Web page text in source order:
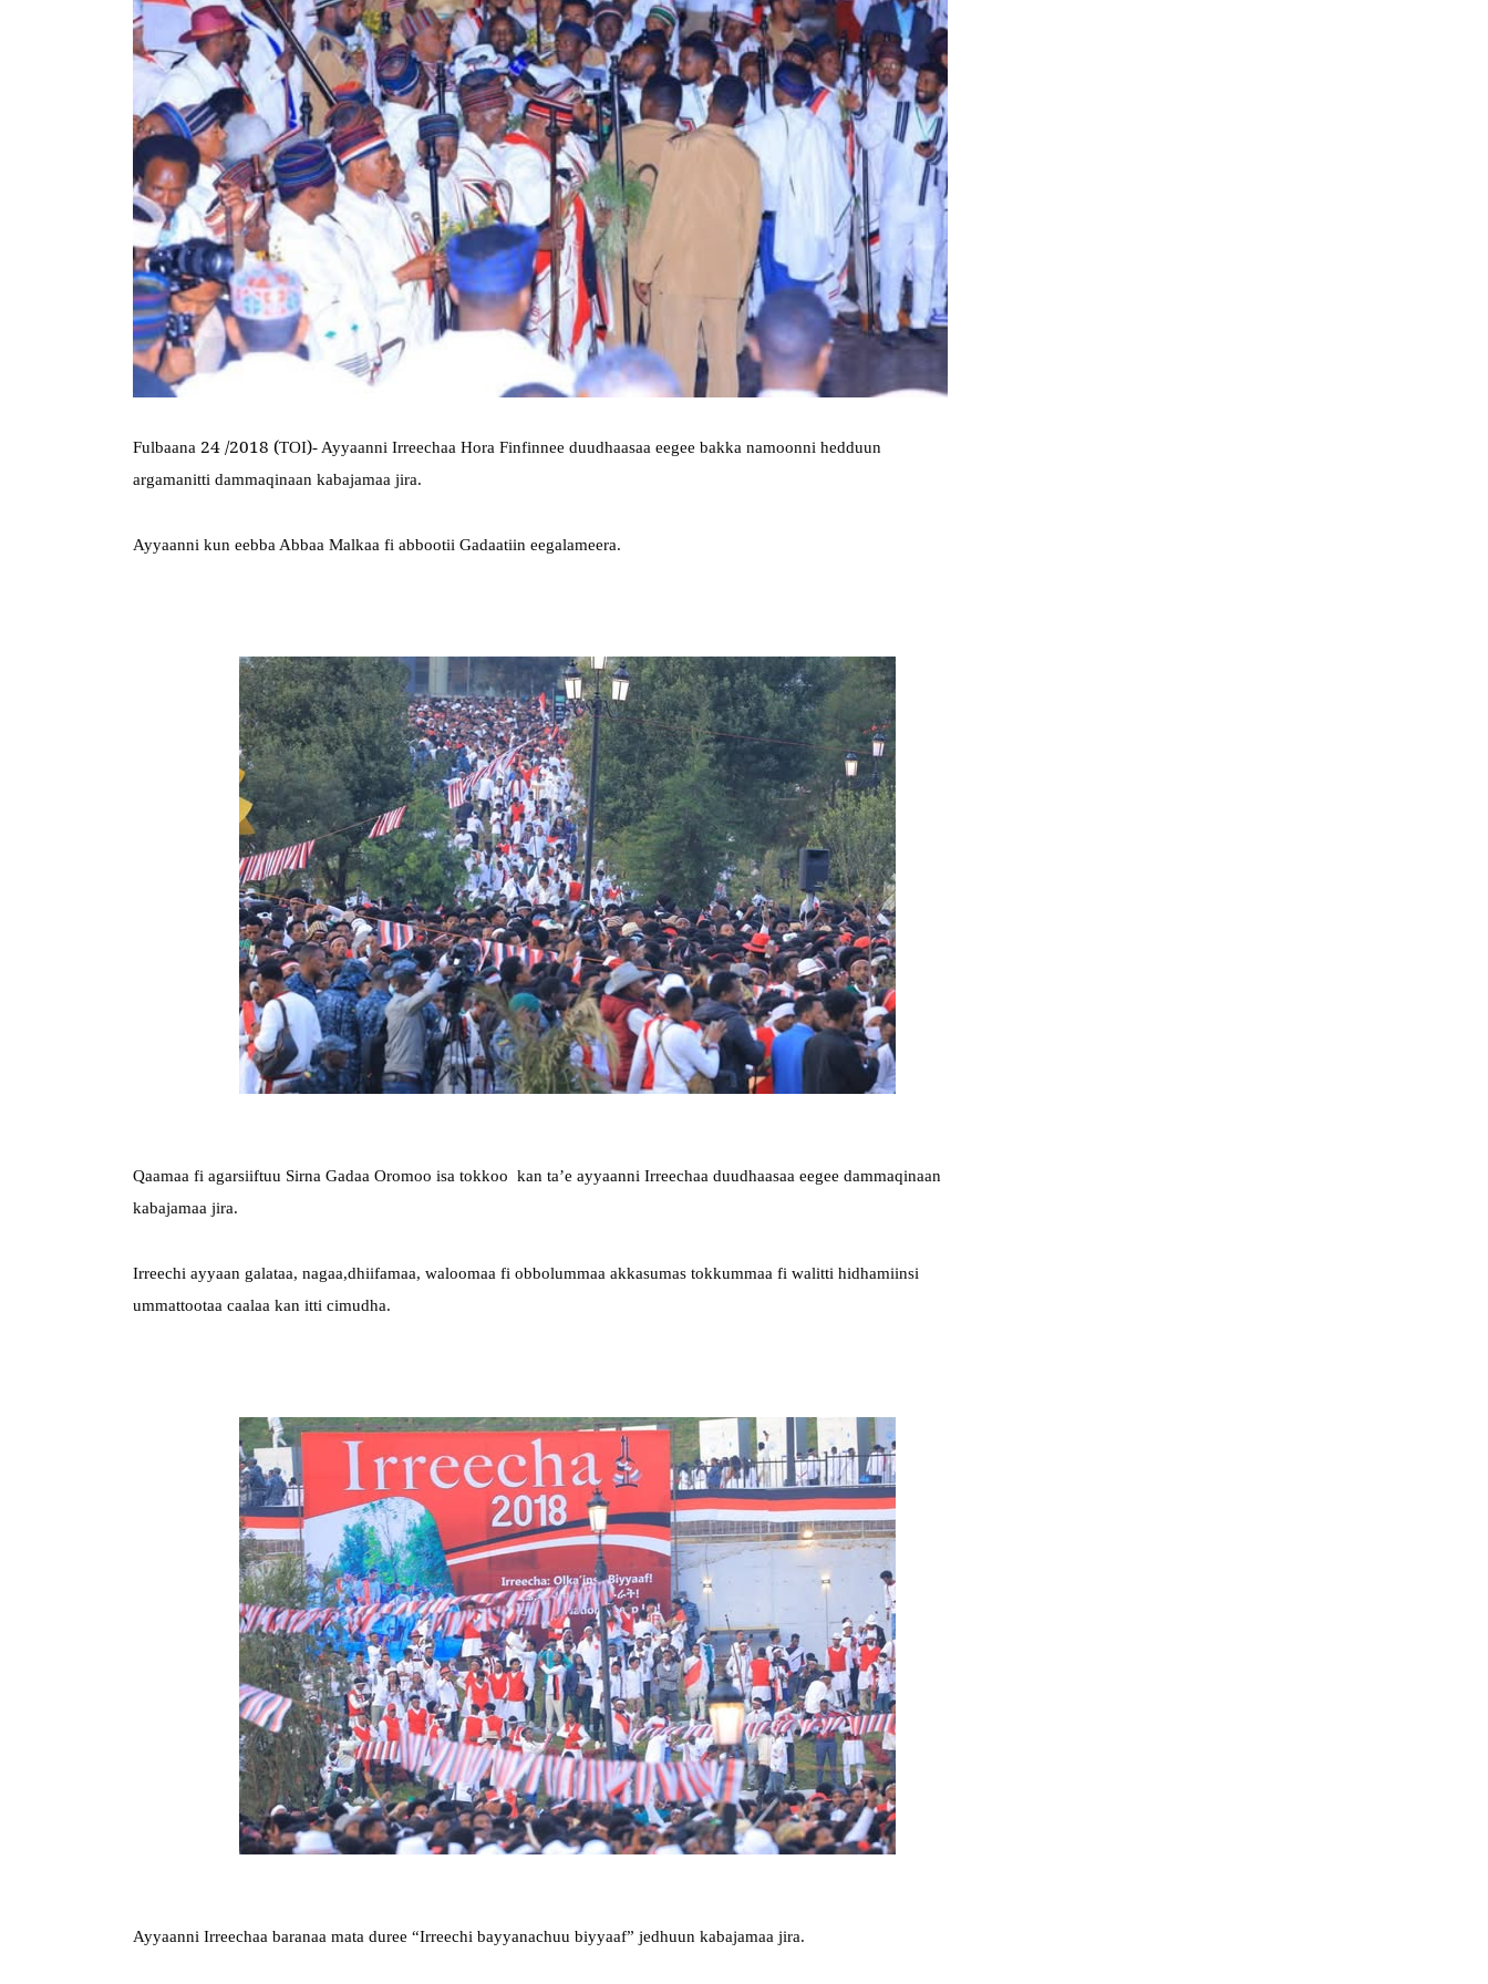
Fulbaana 24 /2018 (TOI)- Ayyaanni Irreechaa Hora Finfinnee duudhaasaa eegee bakka namoonni hedduun
argamanitti dammaqinaan kabajamaa jira.
Ayyaanni kun eebba Abbaa Malkaa fi abbootii Gadaatiin eegalameera.
Qaamaa fi agarsiiftuu Sirna Gadaa Oromoo isa tokkoo  kan ta’e ayyaanni Irreechaa duudhaasaa eegee dammaqinaan
kabajamaa jira.
Irreechi ayyaan galataa, nagaa,dhiifamaa, waloomaa fi obbolummaa akkasumas tokkummaa fi walitti hidhamiinsi
ummattootaa caalaa kan itti cimudha.
Ayyaanni Irreechaa baranaa mata duree “Irreechi bayyanachuu biyyaaf” jedhuun kabajamaa jira.